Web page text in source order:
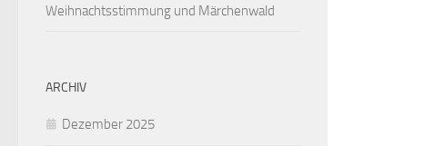
Weihnachtsstimmung und Märchenwald
ARCHIV
Dezember 2025